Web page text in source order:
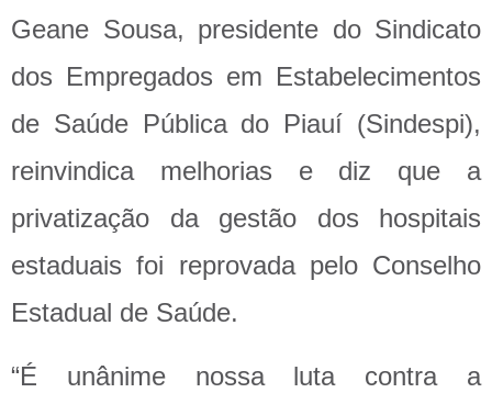
Geane Sousa, presidente do Sindicato
dos Empregados em Estabelecimentos
de Saúde Pública do Piauí (Sindespi),
reinvindica melhorias e diz que a
privatização da gestão dos hospitais
estaduais foi reprovada pelo Conselho
Estadual de Saúde.
“É unânime nossa luta contra a